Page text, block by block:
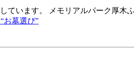
います。 メモリアルパーク厚木
“お墓選び”